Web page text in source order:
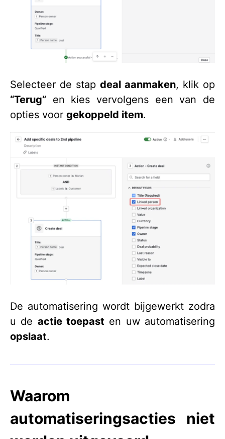
Selecteer de stap deal aanmaken, klik op
“Terug” en kies vervolgens een van de
opties voor gekoppeld item.
De automatisering wordt bijgewerkt zodra
u de actie toepast en uw automatisering
opslaat.
Waarom
automatiseringsacties niet